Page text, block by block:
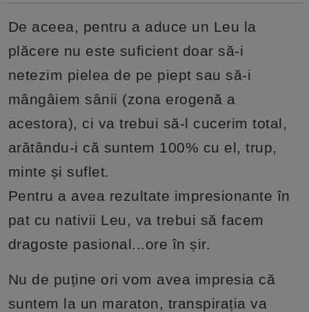
De aceea, pentru a aduce un Leu la
plăcere nu este suficient doar să-i
netezim pielea de pe piept sau să-i
mângâiem sânii (zona erogenă a
acestora), ci va trebui să-l cucerim total,
arătându-i că suntem 100% cu el, trup,
minte și suflet.
Pentru a avea rezultate impresionante în
pat cu nativii Leu, va trebui să facem
dragoste pasional...ore în șir.
Nu de puține ori vom avea impresia că
suntem la un maraton, transpirația va